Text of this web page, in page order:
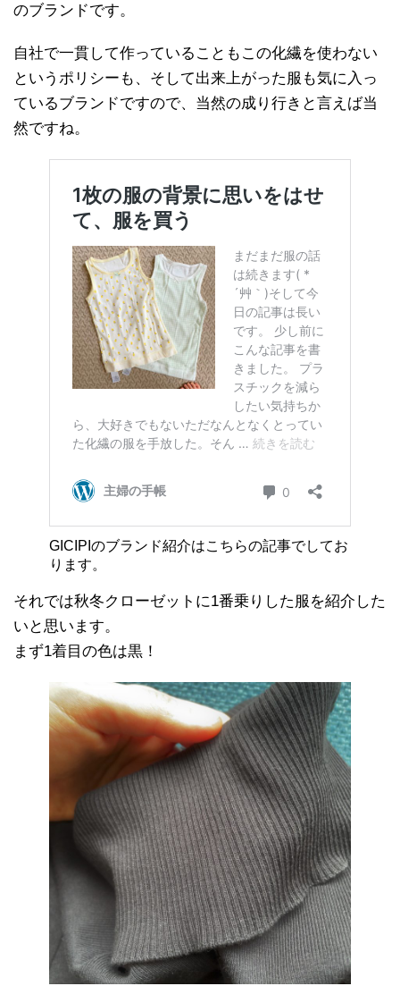
のブランドです。
自社で一貫して作っていることもこの化繊を使わない
というポリシーも、そして出来上がった服も気に入っ
ているブランドですので、当然の成り行きと言えば当
然ですね。
GICIPIのブランド紹介はこちらの記事でしてお
ります。
それでは秋冬クローゼットに1番乗りした服を紹介した
いと思います。
まず1着目の色は黒！